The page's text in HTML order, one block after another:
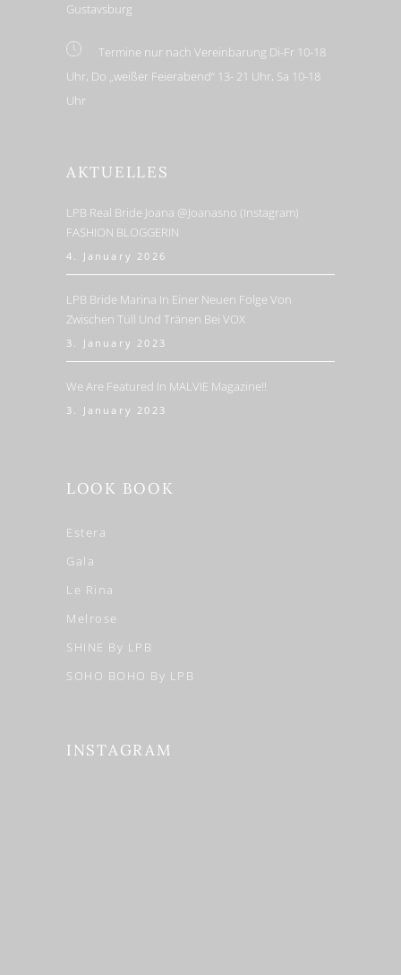
Gustavsburg
Termine nur nach Vereinbarung Di-Fr 10-18
Uhr, Do „weißer Feierabend“ 13- 21 Uhr, Sa 10-18
Uhr
AKTUELLES
LPB Real Bride Joana @joanasno (Instagram)
FASHION BLOGGERIN
4. January 2026
LPB Bride Marina In Einer Neuen Folge Von
Zwischen Tüll Und Tränen Bei VOX
3. January 2023
We Are Featured In MALVIE Magazine!!
3. January 2023
LOOK BOOK
Estera
Gala
Le Rina
Melrose
SHINE By LPB
SOHO BOHO By LPB
INSTAGRAM